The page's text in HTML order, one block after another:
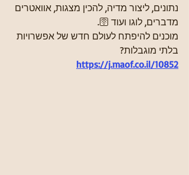
נתונים, ליצור מדיה, להכין מצגות, אוואטרים
מדברים, לוגו ועוד 🛜.
מוכנים להיפתח לעולם חדש של אפשרויות
בלתי מוגבלות?
https://j.maof.co.il/10852